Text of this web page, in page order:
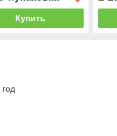
Купить